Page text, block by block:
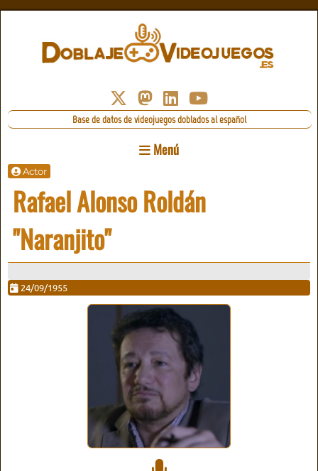
Base de datos de videojuegos doblados al español
Menú
Actor
Rafael Alonso Roldán
"Naranjito"
24/09/1955